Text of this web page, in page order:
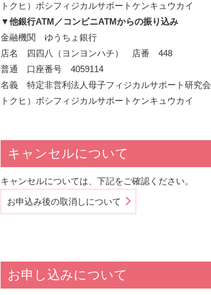
トクヒ）ボシフィジカルサポートケンキュウカイ
▼他銀行ATM／コンビニATMからの振り込み
金融機関 ゆうちょ銀行
店名 四四八（ヨンヨンハチ） 店番 448
普通 口座番号 4059114
名義 特定非営利法人母子フィジカルサポート研究会
トクヒ）ボシフィジカルサポートケンキュウカイ
キャンセルについて
キャンセルについては、下記をご確認ください。
お申込み後の取消しについて
お申し込みについて